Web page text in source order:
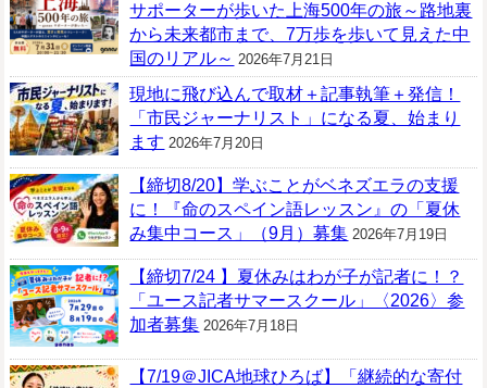
サポーターが歩いた上海500年の旅～路地裏
から未来都市まで、7万歩を歩いて見えた中
国のリアル～ 2026年7月21日
現地に飛び込んで取材＋記事執筆＋発信！
「市民ジャーナリスト」になる夏、始まり
ます 2026年7月20日
【締切8/20】学ぶことがベネズエラの支援
に！『命のスペイン語レッスン』の「夏休
み集中コース」（9月）募集 2026年7月19日
【締切7/24 】夏休みはわが子が記者に！？
「ユース記者サマースクール」〈2026〉参
加者募集 2026年7月18日
【7/19＠JICA地球ひろば】「継続的な寄付